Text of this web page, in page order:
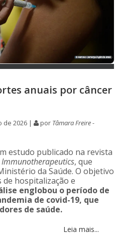
anuais por câncer
de 2026 | por Tâmara Freire -
estudo publicado na revista
, que
da Saúde. O objetivo
hospitalização e
englobou o período de
de covid-19, que
de saúde.
Leia mais...